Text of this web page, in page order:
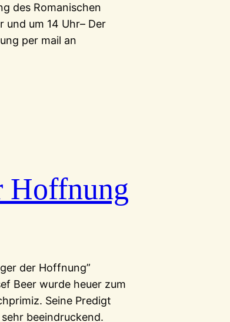
des Romanischen
und um 14 Uhr– Der
per mail an
Hoffnung
der Hoffnung”
Beer wurde heuer zum
Seine Predigt
beeindruckend.